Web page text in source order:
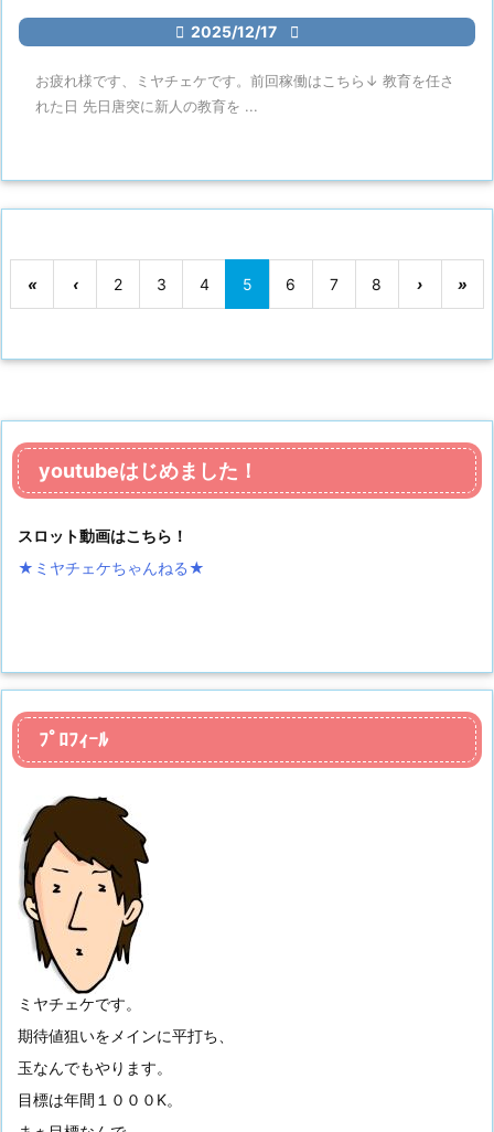
 2025/12/17 
お疲れ様です、ミヤチェケです。前回稼働はこちら↓ 教育を任さ
れた日 先日唐突に新人の教育を ...
« ‹ 2 3 4 5 6 7 8 › »
youtubeはじめました！
スロット動画はこちら！
★ミヤチェケちゃんねる★
ﾌﾟﾛﾌｨｰﾙ
ミヤチェケです。
期待値狙いをメインに平打ち、
玉なんでもやります。
目標は年間１０００K。